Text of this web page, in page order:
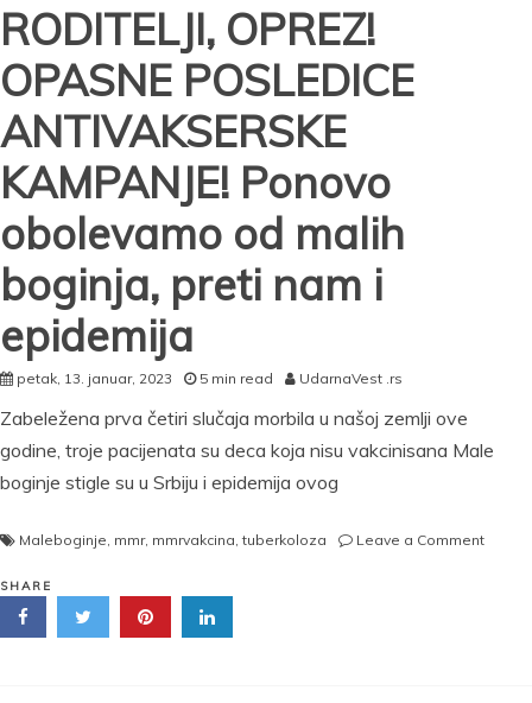
RODITELJI, OPREZ!
OPASNE POSLEDICE
ANTIVAKSERSKE
KAMPANJE! Ponovo
obolevamo od malih
boginja, preti nam i
epidemija
petak, 13. januar, 2023 5 min read UdarnaVest .rs
Zabeležena prva četiri slučaja morbila u našoj zemlji ove
godine, troje pacijenata su deca koja nisu vakcinisana Male
boginje stigle su u Srbiju i epidemija ovog
Maleboginje mmr, mmrvakcina ,tuberkoloza Leave a Commenton
SHARE